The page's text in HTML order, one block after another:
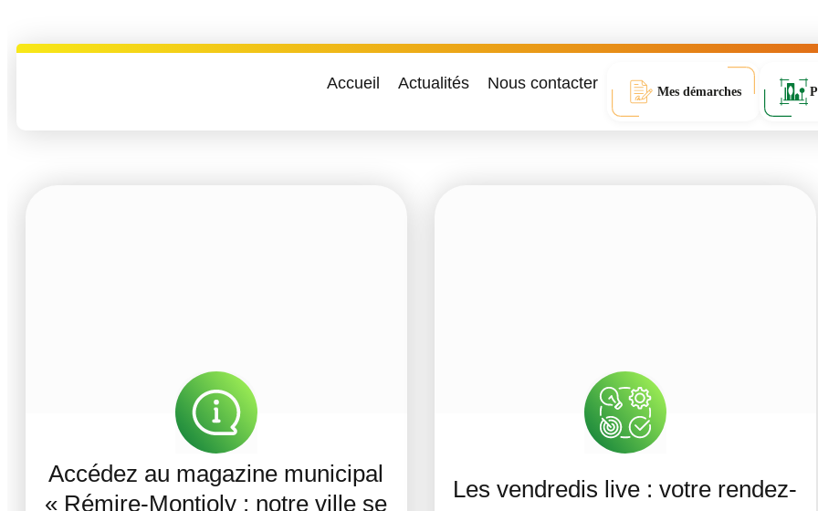
Accueil Actualités Nous contacter Mes démarches
Accédez au magazine municipal
« Rémire-Montjoly : notre ville se
Les vendredis live : votre rendez-